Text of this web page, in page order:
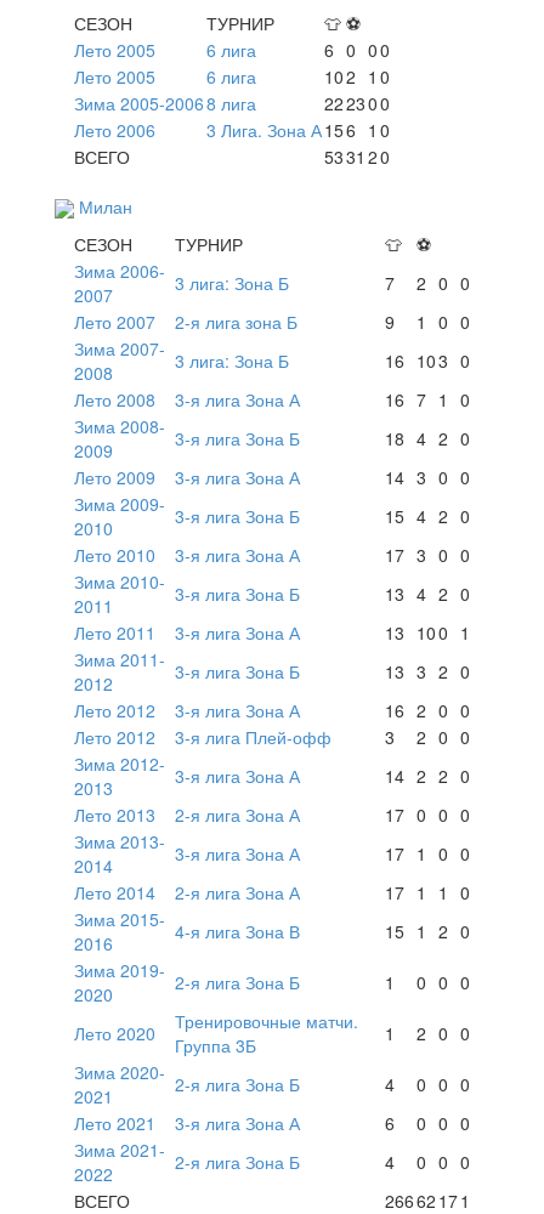
СЕЗОН
ТУРНИР 👕 ⚽
Лето 2005
6 лига 6 0 00
Лето 2005
6 лига 102 1 0
Зима 2005-20068 лига 222300
Лето 2006
3 Лига. Зона А156 1 0
ВСЕГО
5331 20
Милан
СЕЗОН
ТУРНИР 👕 ⚽
Зима 2006-
2007
3 лига: Зона Б 7 2 0 0
Лето 2007
2-я лига зона Б 9 1 0 0
Зима 2007-
2008
3 лига: Зона Б 16 103 0
Лето 2008
3-я лига Зона А 16 7 1
0
Зима 2008-
2009
3-я лига Зона Б 18 4 2 0
Лето 2009
3-я лига Зона А 14 3 0 0
Зима 2009-
2010
3-я лига Зона Б 15 4 2 0
Лето 2010
3-я лига Зона А 17 3 0 0
Зима 2010-
2011
3-я лига Зона Б 13 4 2 0
Лето 2011
3-я лига Зона А 13 100 1
Зима 2011-
2012
3-я лига Зона Б 13 3 2 0
Лето 2012
3-я лига Зона А 16 2 0 0
Лето 2012
3-я лига Плей-офф 3 2 0 0
Зима 2012-
2013
3-я лига Зона А 14 2 2 0
Лето 2013
2-я лига Зона А 17 0 0 0
Зима 2013-
2014
3-я лига Зона А 17 1 0 0
Лето 2014
2-я лига Зона А 17 1 1
0
Зима 2015-
2016
4-я лига Зона В 15 1 2 0
Зима 2019-
2020
2-я лига Зона Б 1 0 0 0
Лето 2020
Тренировочные матчи.
Группа 3Б
1 2 0 0
Зима 2020-
2021
2-я лига Зона Б 4 0 0 0
Лето 2021
3-я лига Зона А 6 0 0 0
Зима 2021-
2022
2-я лига Зона Б 4 0 0 0
ВСЕГО
26662 171